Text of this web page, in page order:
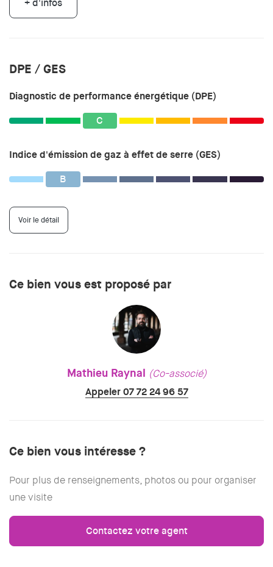
+ d'infos
DPE / GES
Diagnostic de performance énergétique (DPE)
C
Indice d'émission de gaz à effet de serre (GES)
B
Voir le détail
Ce bien vous est proposé par
Mathieu Raynal (Co-associé)
Appeler 07 72 24 96 57
Ce bien vous intéresse ?
Pour plus de renseignements, photos ou pour organiser
une visite
Contactez votre agent